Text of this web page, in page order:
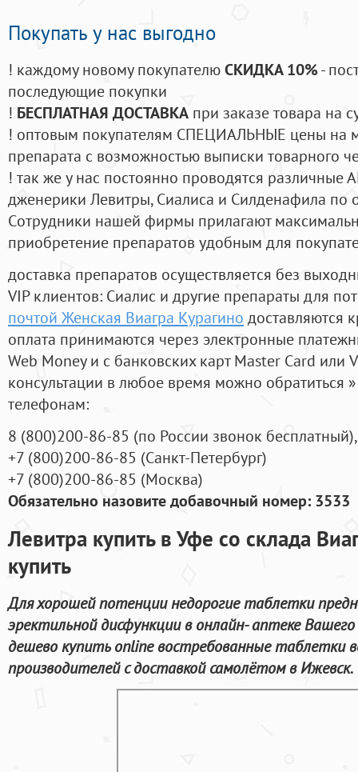
Покупать у нас выгодно
! каждому новому покупателюСКИДКА 10%-
последующие покупки
! БЕСПЛАТНАЯ ДОСТАВКА при заказе товара на
! оптовым покупателям СПЕЦИАЛЬНЫЕ цены на
препарата с возможностью выписки товарного
! так же у нас постоянно проводятся
дженерики Левитры, Сиалиса и Силденафила по
Cотрудники нашей фирмы прилагают
приобретение препаратов удобным для
доставка препаратов осуществляется без
VIP клиентов: Сиалис и другие препараты для
почтой Женская Виагра Курагино доставляются
оплата принимаются через электронные
Web Money и с банковских карт Master Card или
консультации в любое время можно обратиться
телефонам:
8 (800)200-86-85 (по России звонок бесплатный),
+7 (800)200-86-85 (Санкт-Петербург)
+7 (800)200-86-85 (Москва)
Обязательно назовите добавочный номер: 3533
Левитра купить в Уфе со склада
купить
Для хорошей потенции недорогие таблетки
эректильной дисфункции в онлайн- аптеке
дешево купить online востребованные таблетки
производителей с доставкой самолётом в Ижевск.